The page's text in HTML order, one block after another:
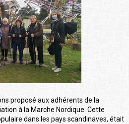
proposé aux adhérents de la
à la Marche Nordique. Cette
dans les pays scandinaves, était